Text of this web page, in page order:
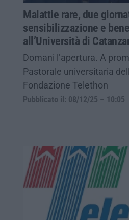
Malattie rare, due
sensibilizzazione e
all’Università di
Domani l’apertura. A
Pastorale universitaria
Fondazione Telethon
Pubblicato il: 08/12/25 – 10:05